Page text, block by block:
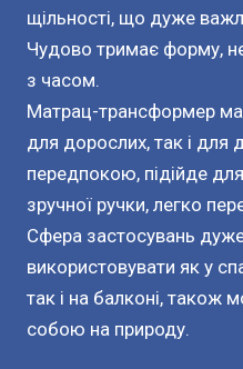
щільності, що дуже
Чудово тримає форму,
з часом.
Матрац-трансформер
для дорослих, так і для
передпокою, підійде
зручної ручки, легко
Сфера застосувань
використовувати як у
так і на балконі, також
собою на природу.